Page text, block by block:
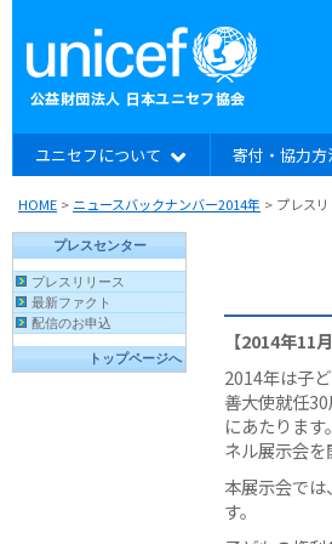
ユニセフについて 寄付・協力方
HOME > ニュースバックナンバー2014年 > プレス
【2014年11
2014年は子
善大使就任
にあたりま
ネル展示会を
本展示会で
す。